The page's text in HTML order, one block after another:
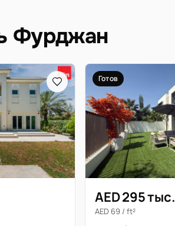
Фурджан
Готов
AED 295 тыс.
AED 69 / ft²